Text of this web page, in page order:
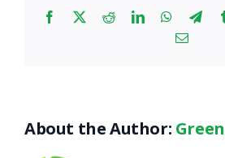
Facebook
X RedditLinkedIn
Email
About the Author: